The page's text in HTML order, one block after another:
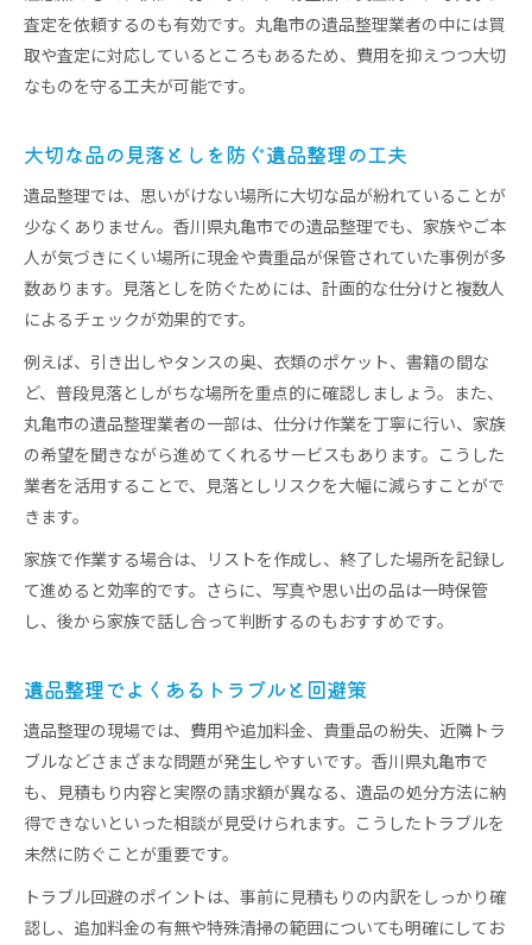
査定を依頼するのも有効です。丸亀市の遺品整理業者の中には買
取や査定に対応しているところもあるため、費用を抑えつつ大切
なものを守る工夫が可能です。
大切な品の見落としを防ぐ遺品整理の工夫
遺品整理では、思いがけない場所に大切な品が紛れていることが
少なくありません。香川県丸亀市での遺品整理でも、家族やご本
人が気づきにくい場所に現金や貴重品が保管されていた事例が多
数あります。見落としを防ぐためには、計画的な仕分けと複数人
によるチェックが効果的です。
例えば、引き出しやタンスの奥、衣類のポケット、書籍の間な
ど、普段見落としがちな場所を重点的に確認しましょう。また、
丸亀市の遺品整理業者の一部は、仕分け作業を丁寧に行い、家族
の希望を聞きながら進めてくれるサービスもあります。こうした
業者を活用することで、見落としリスクを大幅に減らすことがで
きます。
家族で作業する場合は、リストを作成し、終了した場所を記録し
て進めると効率的です。さらに、写真や思い出の品は一時保管
し、後から家族で話し合って判断するのもおすすめです。
遺品整理でよくあるトラブルと回避策
遺品整理の現場では、費用や追加料金、貴重品の紛失、近隣トラ
ブルなどさまざまな問題が発生しやすいです。香川県丸亀市で
も、見積もり内容と実際の請求額が異なる、遺品の処分方法に納
得できないといった相談が見受けられます。こうしたトラブルを
未然に防ぐことが重要です。
トラブル回避のポイントは、事前に見積もりの内訳をしっかり確
認し、追加料金の有無や特殊清掃の範囲についても明確にしてお